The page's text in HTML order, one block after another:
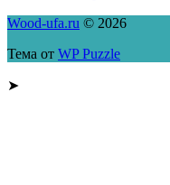
Wood-ufa.ru © 2026
Тема от WP Puzzle
➤